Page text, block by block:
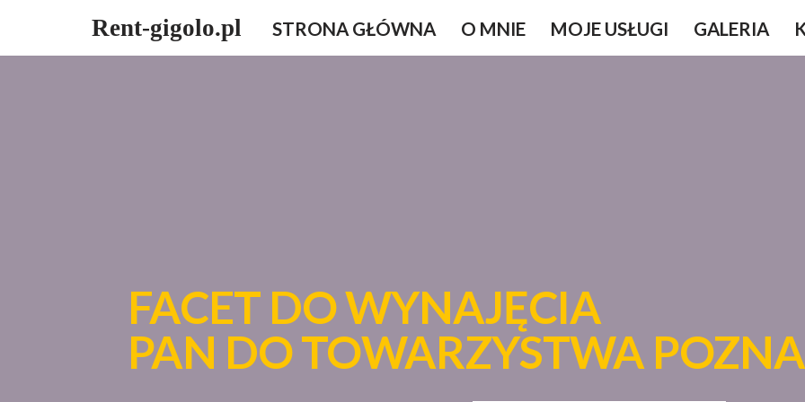
Rent-gigolo.pl STRONA GŁÓWNA O MNIE MOJE USŁUGI GALERIA
FACET DO WYNAJĘCIA
PAN DO TOWARZYSTWA